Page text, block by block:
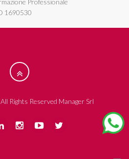
Professionale
1690530
Rights Reserved Manager Srl